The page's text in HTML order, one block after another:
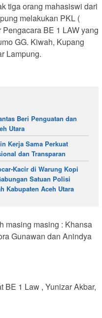
tiga orang mahasiswi dari
melakukan PKL (
BE 1 LAW yang
GG. Kiwah, Kupang
Lampung.
Beri Penguatan dan
Utara
Kerja Sama Perkuat
dan Transparan
Kacir di Warung Kopi
Satuan Polisi
Kabupaten Aceh Utara
masing masing : Khansa
Gunawan dan Anindya
BE 1 Law , Yunizar Akbar,